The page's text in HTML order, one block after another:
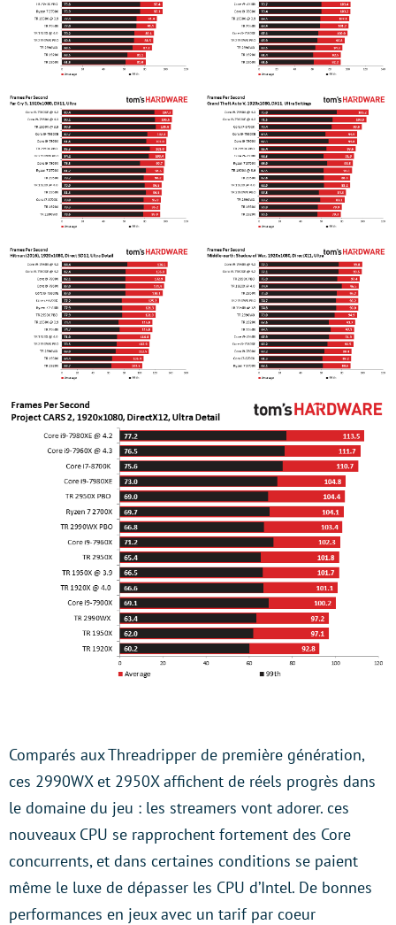
Comparés aux Threadripper de première génération,
ces 2990WX et 2950X affichent de réels progrès dans
le domaine du jeu : les streamers vont adorer. ces
nouveaux CPU se rapprochent fortement des Core
concurrents, et dans certaines conditions se paient
même le luxe de dépasser les CPU d’Intel. De bonnes
performances en jeux avec un tarif par coeur